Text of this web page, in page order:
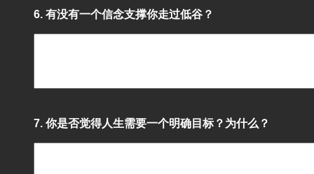
6. 有没有一个信念支撑你走过低谷？
7. 你是否觉得人生需要一个明确目标？为什么？